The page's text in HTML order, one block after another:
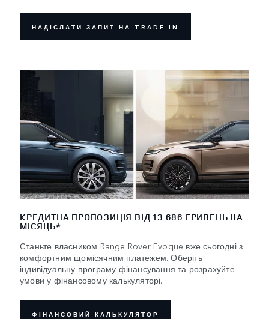
НАДІСЛАТИ ЗАПИТ НА TRADE IN
КРЕДИТНА ПРОПОЗИЦІЯ ВІД 13 686 ГРИВЕНЬ НА
МІСЯЦЬ*
Станьте власником Range Rover Evoque вже сьогодні з
комфортним щомісячним платежем. Оберіть
індивідуальну програму фінансування та розрахуйте
умови у фінансовому калькуляторі.
ФІНАНСОВИЙ КАЛЬКУЛЯТОР